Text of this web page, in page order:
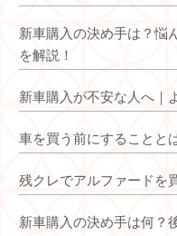
新車購入の決め手は？悩
を解説！
新車購入が不安な人へ｜
車を買う前にすることと
残クレでアルファードを
新車購入の決め手は何？